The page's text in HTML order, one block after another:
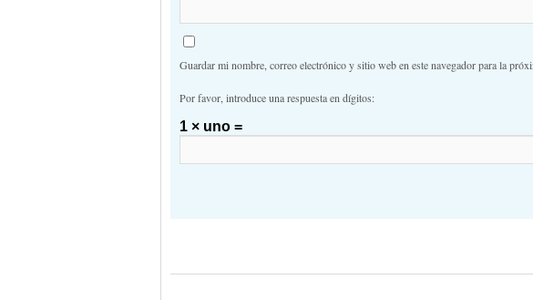
Guardar mi nombre, correo electrónico y sitio web en este navegador para la
Por favor, introduce una respuesta en dígitos:
1 × uno =